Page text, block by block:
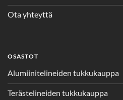
Ota yhteyttä
OSASTOT
Alumiinitelineiden tukkukauppa
Terästelineiden tukkukauppa